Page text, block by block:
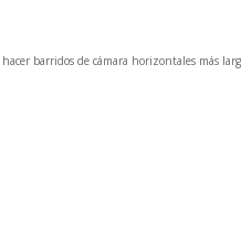
barridos de cámara horizontales más